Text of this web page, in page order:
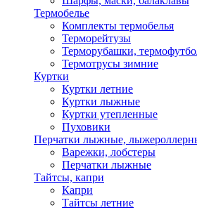
Термобелье
Комплекты термобелья
Терморейтузы
Терморубашки,
Термотрусы зимние
Куртки
Куртки летние
Куртки лыжные
Куртки утепленные
Пуховики
Перчатки лыжные,
Варежки, лобстеры
Перчатки лыжные
Тайтсы, капри
Капри
Тайтсы летние